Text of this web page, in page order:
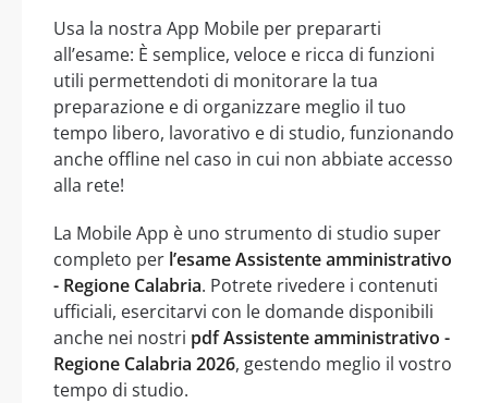
Usa la nostra App Mobile per prepararti
all’esame: È semplice, veloce e ricca di funzioni
utili permettendoti di monitorare la tua
preparazione e di organizzare meglio il tuo
tempo libero, lavorativo e di studio, funzionando
anche offline nel caso in cui non abbiate accesso
alla rete!
La Mobile App è uno strumento di studio super
completo per l’esame Assistente amministrativo
- Regione Calabria. Potrete rivedere i contenuti
ufficiali, esercitarvi con le domande disponibili
anche nei nostri pdf Assistente amministrativo -
Regione Calabria 2026, gestendo meglio il vostro
tempo di studio.